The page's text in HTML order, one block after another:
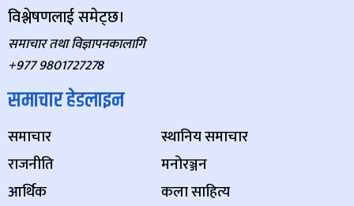
विश्लेषणलाई समेट्छ।
समाचार तथा विज्ञापनकालागि
+977 9801727278
समाचार हेडलाइन
समाचार
राजनीति
आर्थिक
स्थानिय समाचार
मनोरञ्जन
कला साहित्य